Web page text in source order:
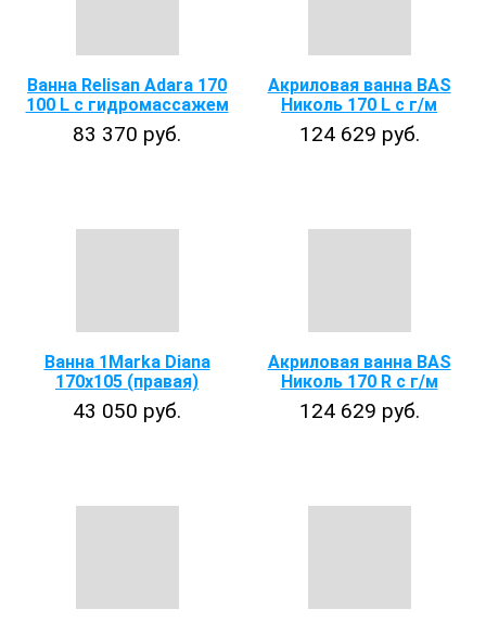
Ванна Relisan Adara 170
100 L с гидромассажем
83 370 руб.
Акриловая ванна BAS
Николь 170 L с г/м
124 629 руб.
Ванна 1Marka Diana
170х105 (правая)
43 050 руб.
Акриловая ванна BAS
Николь 170 R с г/м
124 629 руб.